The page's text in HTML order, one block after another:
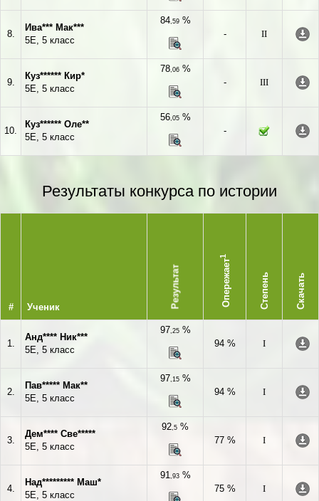
8.
Ива*** Мак***
5Е, 5 класс
84,59%
-
II
9.
Куз****** Кир*
5Е, 5 класс
78,06%
-
III
10.
Куз****** Оле**
5Е, 5 класс
56,05%
-
Результаты конкурса по истории
# Ученик Результат Опережает
1
Степень Скачать
1.
Анд**** Ник***
5Е, 5 класс
97,25%
94 %
I
2.
Пав***** Мак**
5Е, 5 класс
97,15%
94 %
I
3.
Дем**** Све*****
5Е, 5 класс
92,5 %
77 %
I
4.
Над********* Маш*
5Е, 5 класс
91,93%
75 %
I